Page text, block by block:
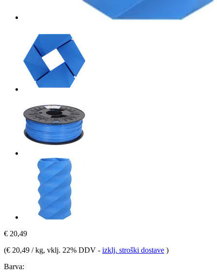
€ 20,49
(€ 20,49 / kg, vklj. 22% DDV - izklj. stroški dostave )
Barva: